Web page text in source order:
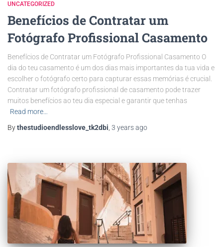
UNCATEGORIZED
Benefícios de Contratar um
Fotógrafo Profissional Casamento
Benefícios de Contratar um Fotógrafo Profissional Casamento O
dia do teu casamento é um dos dias mais importantes da tua vida e
escolher o fotógrafo certo para capturar essas memórias é crucial.
Contratar um fotógrafo profissional de casamento pode trazer
muitos benefícios ao teu dia especial e garantir que tenhas
Read more…
Bythestudioendlesslove_tk2dbi 3 yearsago